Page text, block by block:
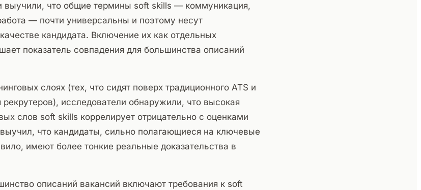
выучили, что общие термины soft skills — коммуникация,
— почти универсальны и поэтому несут
кандидата. Включение их как отдельных
показатель совпадения для большинства описаний
слоях (тех, что сидят поверх традиционного ATS и
исследователи обнаружили, что высокая
слов soft skills коррелирует отрицательно с оценками
что кандидаты, сильно полагающиеся на ключевые
имеют более тонкие реальные доказательства в
описаний вакансий включают требования к soft